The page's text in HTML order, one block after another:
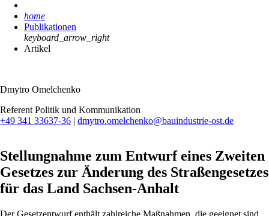
home
Publikationen
keyboard_arrow_right
Artikel
Dmytro Omelchenko
Referent Politik und Kommunikation
+49 341 33637-36 | dmytro.omelchenko@bauindustrie-ost.de
Stellungnahme zum Entwurf eines Zweiten
Gesetzes zur Änderung des Straßengesetzes
für das Land Sachsen-Anhalt
Der Gesetzentwurf enthält zahlreiche Maßnahmen, die geeignet sind,